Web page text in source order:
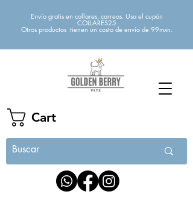
Cart
Envío gratis en collares, correas. Usa el cupón
COLLARES25
Otros productos tienen un costo de envío de 99mxn.